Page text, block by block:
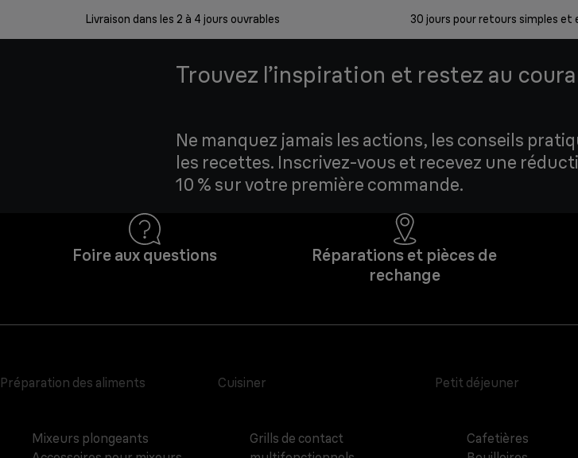
Livraison dans les 2 à 4 jours ouvrables 30 jours pour retours simples
Trouvez l’inspiration et restez au
Ne manquez jamais les actions, les conseils
les recettes. Inscrivez-vous et recevez une
10 % sur votre première commande.
Foire aux questions
Réparations et pièces de
rechange
Préparation des aliments
Mixeurs plongeants
Cuisiner
Grills de contact
Petit déjeuner
Cafetières